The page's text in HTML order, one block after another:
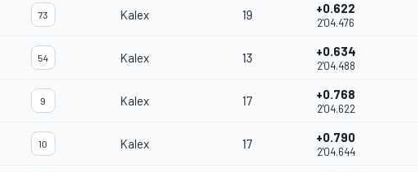
73 Kalex 19 +0.622
2'04.476
54 Kalex 13 +0.634
2'04.488
9 Kalex 17 +0.768
2'04.622
10 Kalex 17 +0.790
2'04.644